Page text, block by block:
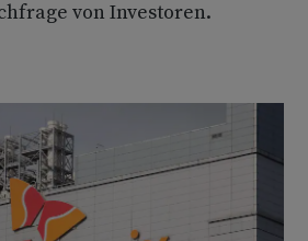
von Investoren.